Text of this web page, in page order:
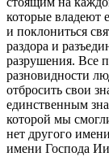
которые владеют
и поклониться
раздора и
разрушения. Все
разновидности
отбросить свои
единственным
которой мы
нет другого
имени Господа